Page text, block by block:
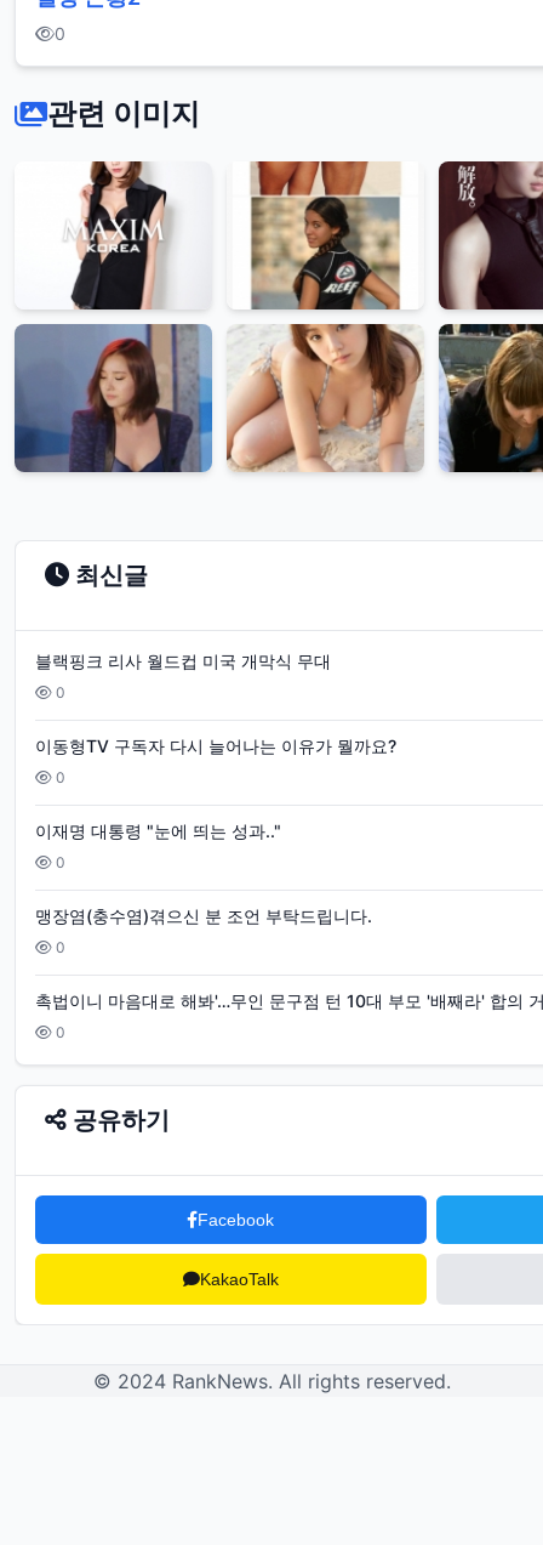
0
관련 이미지
최신글
블랙핑크 리사 월드컵 미국 개막식 무대
0
이동형TV 구독자 다시 늘어나는 이유가 뭘까요?
0
이재명 대통령 "눈에 띄는 성과.."
0
맹장염(충수염)겪으신 분 조언 부탁드립니다.
0
촉법이니 마음대로 해봐'…무인 문구점 턴 10대 부모 '배째라' 합의
0
공유하기
Facebook
KakaoTalk
© 2024 RankNews. All rights reserved.